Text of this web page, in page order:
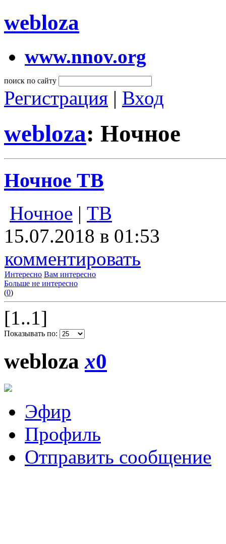
webloza
www.nnov.org
поиск по сайту
Регистрация | Вход
webloza: Ночное
Ночное ТВ
Ночное | ТВ
15.07.2018 в 01:53
комментировать
Интересно Вам интересно
Больше не интересно
(0)
[1..1]
Показывать по:
weblozax0
Эфир
Профиль
Отправить сообщение